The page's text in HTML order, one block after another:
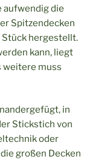
aufwendig die
Spitzendecken
Stück hergestellt.
kann, liegt
weitere muss
in
Stickstich von
oder
großen Decken